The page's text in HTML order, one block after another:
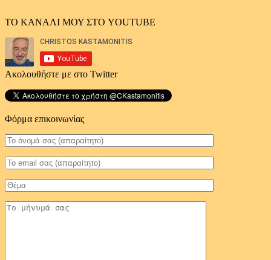
ΤΟ ΚΑΝΑΛΙ ΜΟΥ ΣΤΟ YOUTUBE
Ακολουθήστε με στο Twitter
Φόρμα επικοινωνίας